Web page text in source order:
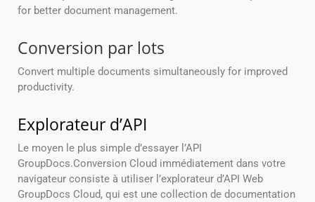
for better document management.
Conversion par lots
Convert multiple documents simultaneously for improved
productivity.
Explorateur d’API
Le moyen le plus simple d’essayer l’API
GroupDocs.Conversion Cloud immédiatement dans votre
navigateur consiste à utiliser l’explorateur d’API Web
GroupDocs Cloud, qui est une collection de documentation